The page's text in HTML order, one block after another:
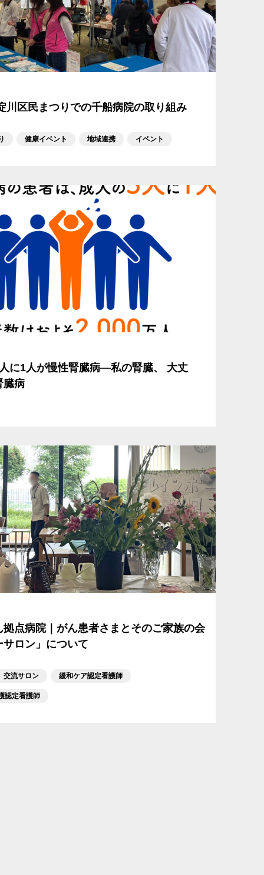
川区民まつりでの千船病院の取り組み
健康イベント 地域連携 イベント
に1人が慢性腎臓病―私の腎臓、 大丈
臓病
拠点病院｜がん患者さまとそのご家族の会
ロン」について
交流サロン 緩和ケア認定看護師
認定看護師